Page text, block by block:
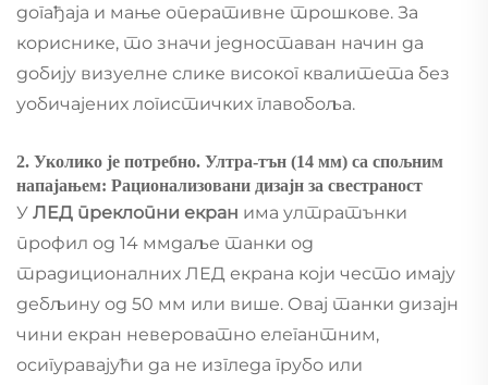
догађаја и мање оперативне трошкове. За
кориснике, то значи једноставан начин да
добију визуелне слике високог квалитета без
уобичајених логистичких главобоља.
2. Уколико је потребно. Ултра-тън (14 мм) са спољним
напајањем: Рационализовани дизајн за свестраност
У ЛЕД преклопни екран има ултратънки
профил од 14 ммдаље танки од
традиционалних ЛЕД екрана који често имају
дебљину од 50 мм или више. Овај танки дизајн
чини екран невероватно елегантним,
осигуравајући да не изгледа грубо или